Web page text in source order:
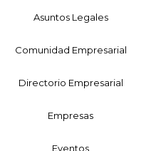
Asuntos Legales
Comunidad Empresarial
Directorio Empresarial
Empresas
Eventos